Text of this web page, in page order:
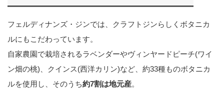
フェルディナンズ・ジンでは、クラフトジンらしくボタニカ
ルにもこだわっています。
自家農園で栽培されるラベンダーやヴィンヤードピーチ(ワイ
ン畑の桃)、クインス(西洋カリン)など、約33種ものボタニカ
ルを使用し、そのうち約7割は地元産。